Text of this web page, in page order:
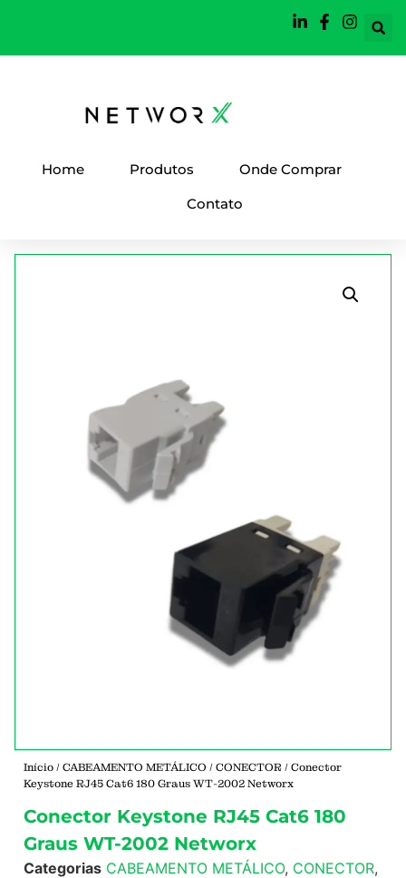
Home Produtos
Onde Comprar
Contato
Início/CABEAMENTO METÁLICO /CONECTOR / Conector
Keystone RJ45 Cat6 180 Graus WT-2002 Networx
Conector Keystone RJ45 Cat6 180
Graus WT-2002 Networx
Categorias CABEAMENTO METÁLICO, CONECTOR,